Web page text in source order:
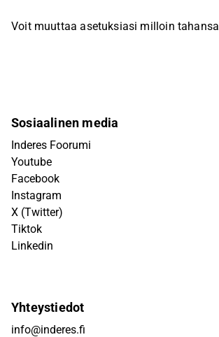
Voit muuttaa asetuksiasi milloin tahansa
Sosiaalinen media
Inderes Foorumi
Youtube
Facebook
Instagram
X (Twitter)
Tiktok
Linkedin
Yhteystiedot
info@inderes.fi